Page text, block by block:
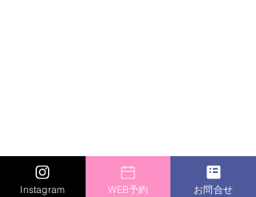
Instagram WEB予約 お問合せ